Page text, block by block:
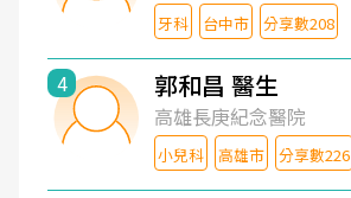
牙科 台中市 分享數208
4 郭和昌 醫生
高雄長庚紀念醫院
小兒科 高雄市 分享數226